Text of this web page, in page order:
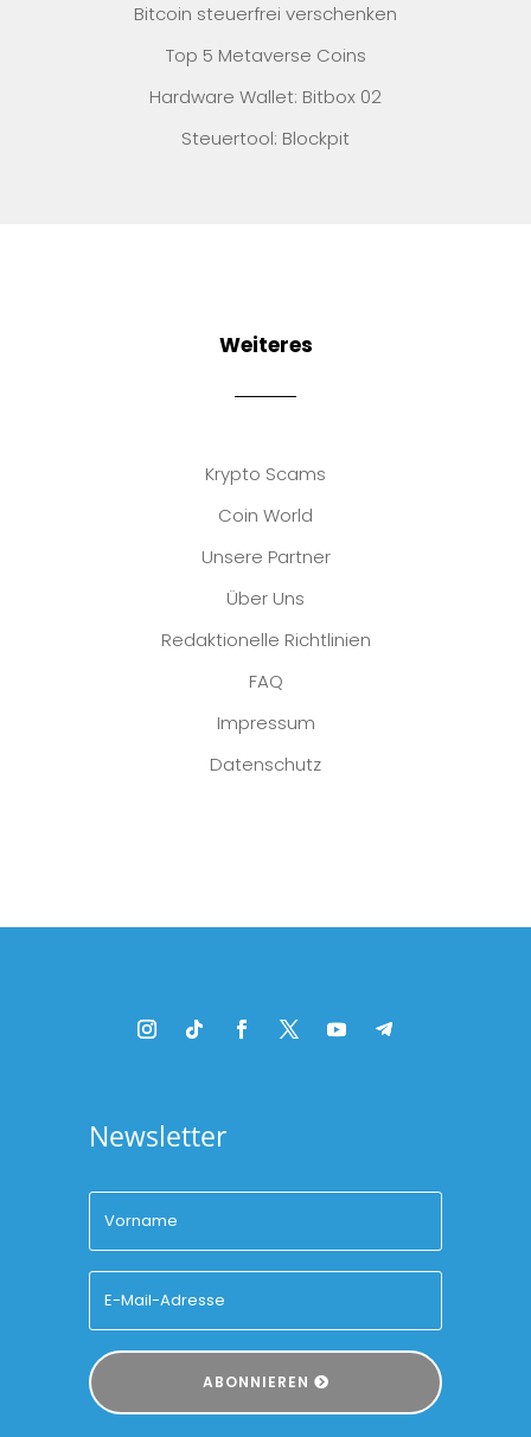
Bitcoin steuerfrei verschenken
Top 5 Metaverse Coins
Hardware Wallet: Bitbox 02
Steuertool: Blockpit
Weiteres
Krypto Scams
Coin World
Unsere Partner
Über Uns
Redaktionelle Richtlinien
FAQ
Impressum
Datenschutz
Newsletter
ABONNIEREN